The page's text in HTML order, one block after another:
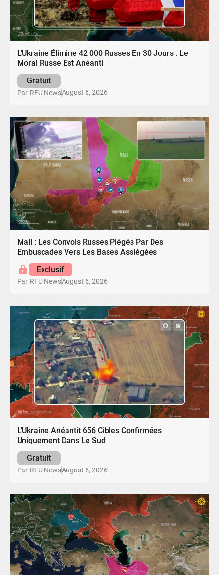
L'Ukraine Élimine 42 000 Russes En 30 Jours : Le
Moral Russe Est Anéanti
Gratuit
Par RFU NewsAugust 6, 2026
Mali : Les Convois Russes Piégés Par Des
Embuscades Vers Les Bases Assiégées
Exclusif
Par RFU NewsAugust 6, 2026
L'Ukraine Anéantit 656 Cibles Confirmées
Uniquement Dans Le Sud
Gratuit
Par RFU NewsAugust 5, 2026